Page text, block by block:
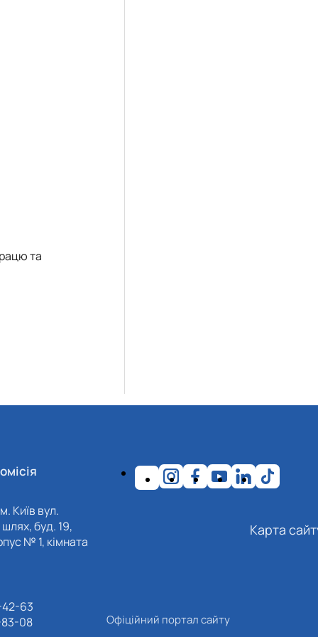
та
Київ вул.
шлях, буд. 19,
№ 1, кімната
63
08
Карта
Офіційний портал сайту